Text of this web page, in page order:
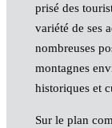
prisé des
variété de ses
nombreuses
montagnes
historiques et
Sur le plan